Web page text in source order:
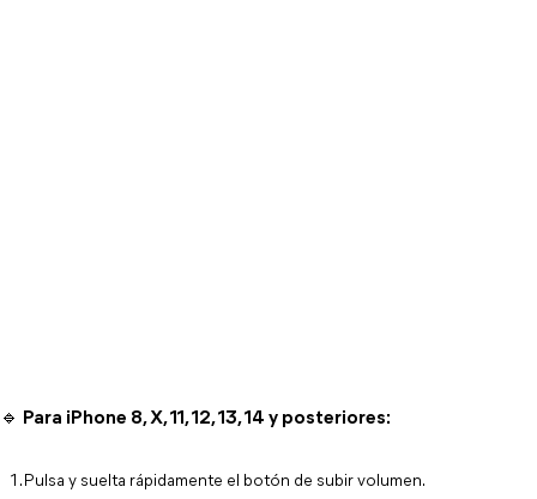
🔹 Para iPhone 8, X, 11, 12, 13, 14 y posteriores:
Pulsa y suelta rápidamente el botón de subir volumen.